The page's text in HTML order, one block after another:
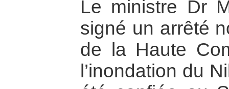
Le ministre Dr
signé un arrêté
de la Haute
l’inondation du